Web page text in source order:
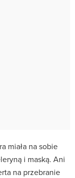
miała na sobie
i maską. Ani
na przebranie